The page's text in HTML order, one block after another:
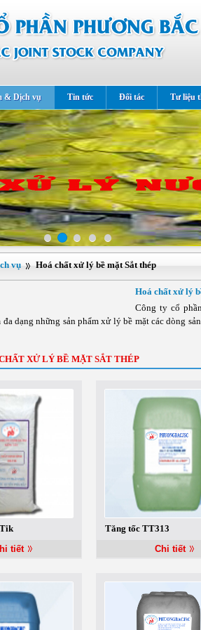
& Dịch vụ Tin tức Đối tác Tư liệu
vụ Hoá chất xử lý bề mặt Sắt thép
Hoá chất xử lý
Công ty cổ
đa dạng những sản phẩm xử lý bề mặt các dòng
XỬ LÝ BỀ MẶT SẮT THÉP
tiết
Tăng tốc TT313
Chi tiết